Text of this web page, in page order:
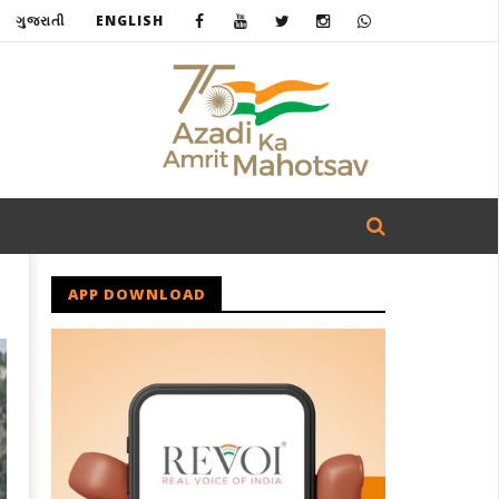
ગુજરાતી ENGLISH
APP DOWNLOAD